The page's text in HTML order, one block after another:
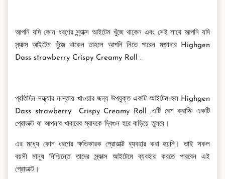
আপনি যদি কোন ধরণের স্ন্যাক্স আইটেম খুঁজে থাকেন এবং সেই সাথে আপনি যদি
স্ন্যাক্স আইটেম খুঁজে থাকেন তাহলে আপনি নিতে পারেন মজাদার Highgen
Dass strawberry Crispy Creamy Roll .
প্রতিদিন সন্ধ্যার নাস্তায় খাওয়ার জন্য উপযুক্ত একটি আইটেম হল Highgen
Dass strawberry Crispy Creamy Roll .এটি বেশ ক্রাঞ্চি একটি
প্রোডাক্ট যা আপনার খাবারের স্বাদকে দ্বিগুন হরে বাড়িয়ে তুলবে।
এর মধ্যে কোন ধরণের ক্ষতিকারক প্রোডাক্ট ব্যবহার করা হয়নি। তাই সকল
বয়সী মানুষ নিশ্চিন্তে তাদের স্ন্যাক্স আইটেমে ব্যবহার করতে পারবেন এই
প্রোডাক্ট।